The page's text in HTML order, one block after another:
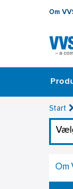
Om
Start
Om